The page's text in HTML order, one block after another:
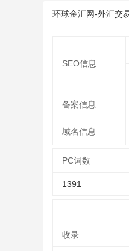
环球金汇网-外汇交
SEO信息
备案信息
域名信息
PC词数
1391
收录